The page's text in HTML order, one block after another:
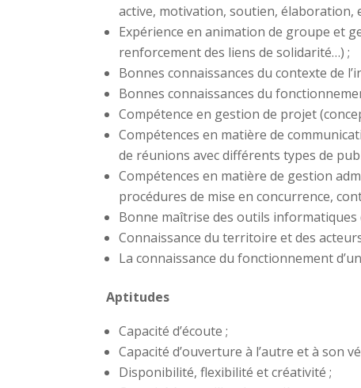
active, motivation, soutien, élaboration,
Expérience en animation de groupe et
renforcement des liens de solidarité…) ;
Bonnes connaissances du contexte de
Bonnes connaissances du
Compétence en gestion de projet
Compétences en matière de
de réunions avec différents types de
Compétences en matière de gestion
procédures de mise en concurrence,
Bonne maîtrise des outils informatiques
Connaissance du territoire et des
La connaissance du fonctionnement
Aptitudes
Capacité d’écoute ;
Capacité d’ouverture à l’autre et à son
Disponibilité, flexibilité et créativité ;